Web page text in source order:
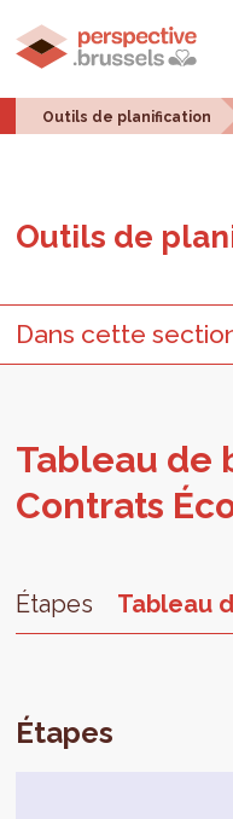
Outils de planification
Outils de
Dans cette
Tableau de
Contrats
Étapes Tableau
Étapes